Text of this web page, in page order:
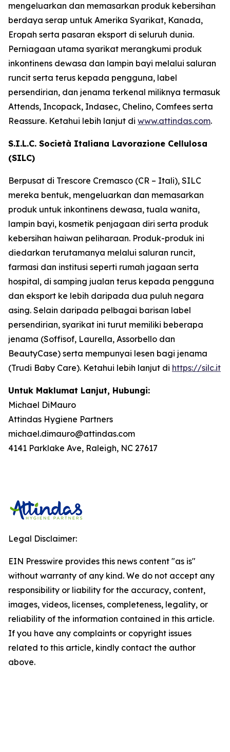
mengeluarkan dan memasarkan produk kebersihan
berdaya serap untuk Amerika Syarikat, Kanada,
Eropah serta pasaran eksport di seluruh dunia.
Perniagaan utama syarikat merangkumi produk
inkontinens dewasa dan lampin bayi melalui saluran
runcit serta terus kepada pengguna, label
persendirian, dan jenama terkenal miliknya termasuk
Attends, Incopack, Indasec, Chelino, Comfees serta
Reassure. Ketahui lebih lanjut di www.attindas.com.
S.I.L.C. Società Italiana Lavorazione Cellulosa
(SILC)
Berpusat di Trescore Cremasco (CR – Itali), SILC
mereka bentuk, mengeluarkan dan memasarkan
produk untuk inkontinens dewasa, tuala wanita,
lampin bayi, kosmetik penjagaan diri serta produk
kebersihan haiwan peliharaan. Produk-produk ini
diedarkan terutamanya melalui saluran runcit,
farmasi dan institusi seperti rumah jagaan serta
hospital, di samping jualan terus kepada pengguna
dan eksport ke lebih daripada dua puluh negara
asing. Selain daripada pelbagai barisan label
persendirian, syarikat ini turut memiliki beberapa
jenama (Soffisof, Laurella, Assorbello dan
BeautyCase) serta mempunyai lesen bagi jenama
(Trudi Baby Care). Ketahui lebih lanjut di https://silc.it
Untuk Maklumat Lanjut, Hubungi:
Michael DiMauro
Attindas Hygiene Partners
michael.dimauro@attindas.com
4141 Parklake Ave, Raleigh, NC 27617
Legal Disclaimer:
EIN Presswire provides this news content "as is"
without warranty of any kind. We do not accept any
responsibility or liability for the accuracy, content,
images, videos, licenses, completeness, legality, or
reliability of the information contained in this article.
If you have any complaints or copyright issues
related to this article, kindly contact the author
above.